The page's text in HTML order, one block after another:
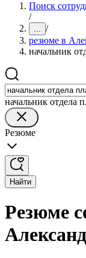
Поиск
/
... /
резюме в
начальник
начальник отдела
Резюме
Найти
Резюме